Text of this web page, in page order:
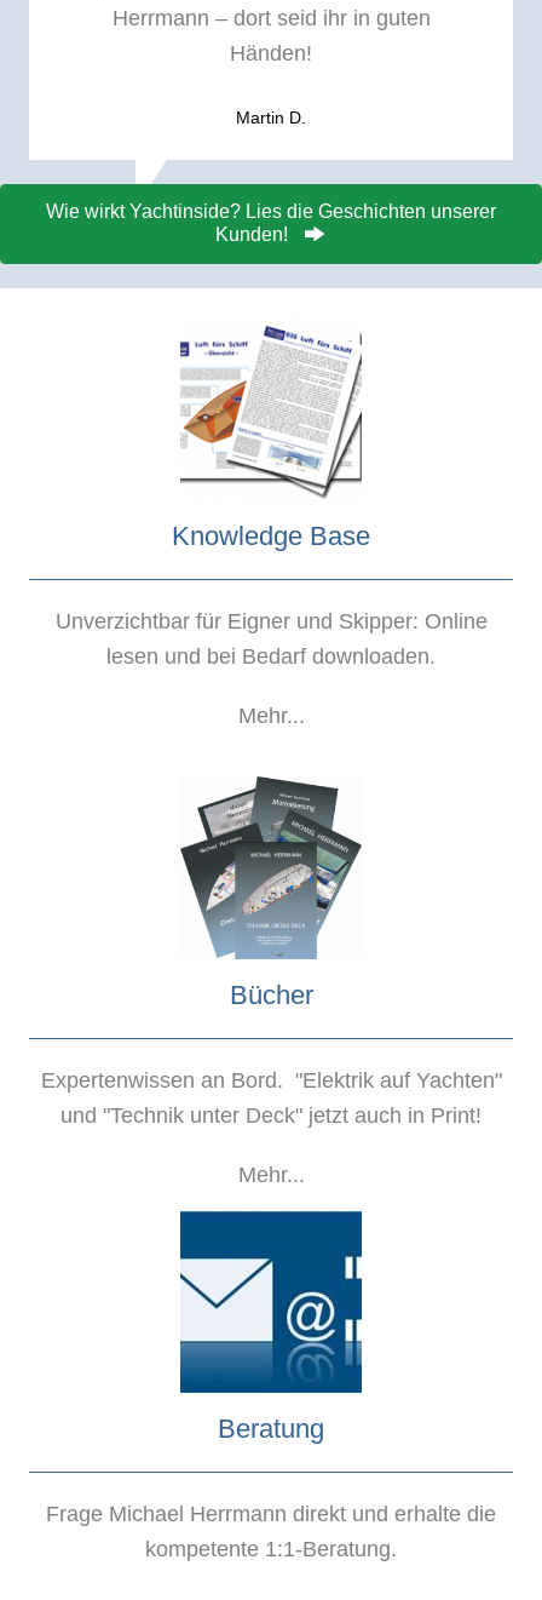
Herrmann – dort seid ihr in guten
Händen!
Martin D.
Wie wirkt Yachtinside? Lies die Geschichten unserer
Kunden!
Knowledge Base
Unverzichtbar für Eigner und Skipper: Online
lesen und bei Bedarf downloaden.
Mehr...
Bücher
Expertenwissen an Bord. "Elektrik auf Yachten"
und "Technik unter Deck" jetzt auch in Print!
Mehr...
Beratung
Frage Michael Herrmann direkt und erhalte die
kompetente 1:1-Beratung.